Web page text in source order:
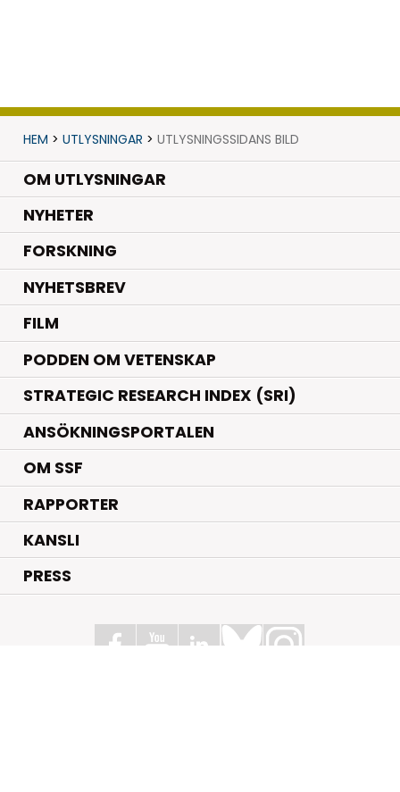
HEM > UTLYSNINGAR > UTLYSNINGSSIDANS BILD
OM UTLYSNINGAR
NYHETER.
FORSKNING.
NYHETSBREV
FILM
PODDEN OM VETENSKAP
STRATEGIC RESEARCH INDEX (SRI)
ANSÖKNINGSPORTALEN
OM SSF
RAPPORTER
KANSLI
PRESS